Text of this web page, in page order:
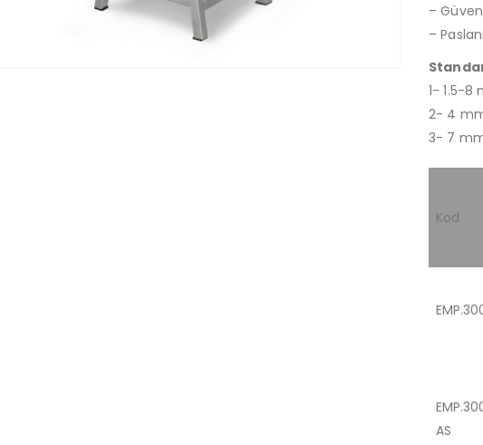
–
–
1- 1.5-8
2- 4 mm
3- 7 mm
Kod
AS